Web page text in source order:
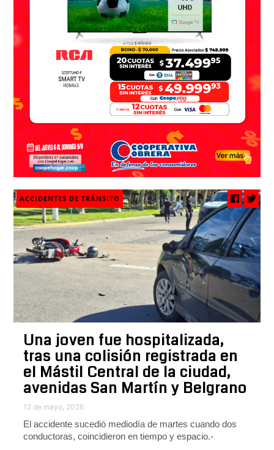
ACCIDENTES DE TRÁNSITO
Una joven fue hospitalizada,
tras una colisión registrada en
el Mástil Central de la ciudad,
avenidas San Martín y Belgrano
12 de mayo, 2026
El accidente sucedió mediodía de martes cuando dos
conductoras, coincidieron en tiempo y espacio.-